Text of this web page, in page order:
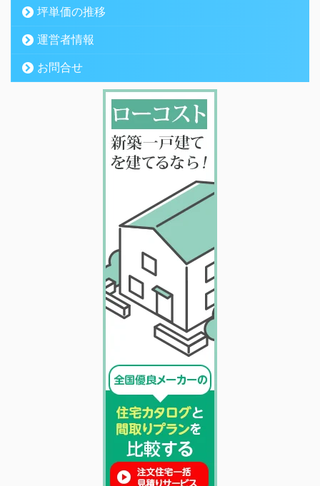
坪単価の推移
運営者情報
お問合せ